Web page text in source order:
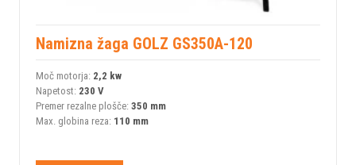
Namizna žaga GOLZ GS350A-120
Moč motorja: 2,2 kw
Napetost: 230 V
Premer rezalne plošče: 350 mm
Max. globina reza: 110 mm